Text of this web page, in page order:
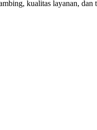
kualitas layanan, dan